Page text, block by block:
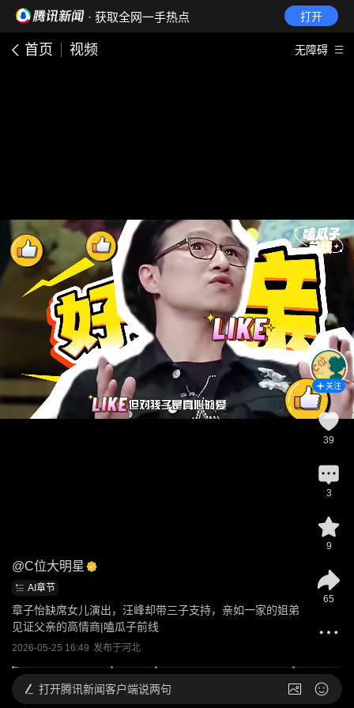
· 获取全网一手热点 打开
首页 视频 无障碍
@C位大明星
AI章节
章子怡缺席女儿演出，汪峰却带三子支持，亲如一家的姐弟
见证父亲的高情商|嗑瓜子前线
2026-05-25 16:49 发布于河北
关注
39
3
9
65
打开腾讯新闻客户端说两句